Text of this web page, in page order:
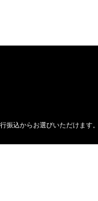
振込からお選びいただけます。